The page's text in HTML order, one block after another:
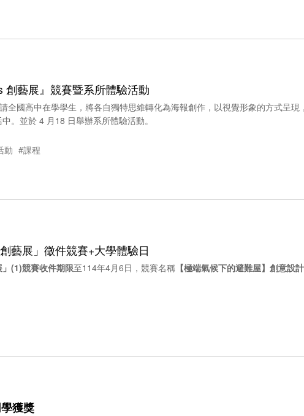
創藝展』競賽暨系所體驗活動
全國高中在學學生，將各自獨特思維轉化為海報創作，以視覺形象的方式呈現
。並於 4 月18 日舉辦系所體驗活動。
動 #課程
藝展」徵件競賽+大學體驗日
」(1)競賽收件期限至114年4月6日，競賽名稱 【極端氣候下的避難屋】創意設
獲獎